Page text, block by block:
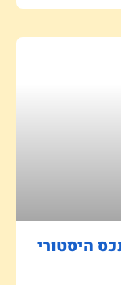
היסטורי